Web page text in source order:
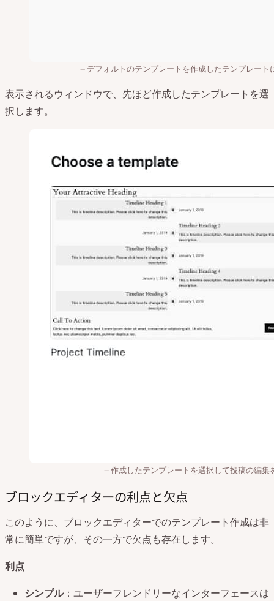
デフォルトのテンプレートを作成したテンプレート
表示されるウィンドウで、先ほど作成したテンプレートを選
択します。
作成したテンプレートを選択して投稿の編集
ブロックエディターの利点と欠点
このように、ブロックエディターでのテンプレート作成は非
常に簡単ですが、その一方で欠点も存在します。
利点
シンプル：ユーザーフレンドリーなインターフェースは